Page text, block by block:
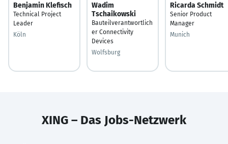
Benjamin Klefisch
Technical Project
Leader
Köln
Wadim
Tschaikowski
Bauteilverantwortlich
er Connectivity
Devices
Wolfsburg
Ricarda Schmidt
Senior Product
Manager
Munich
XING – Das Jobs-Netzwerk